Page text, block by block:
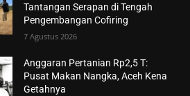
Tantangan Serapan di Tengah
Pengembangan Cofiring
7 Agustus 2026
Anggaran Pertanian Rp2,5 T:
Pusat Makan Nangka, Aceh Kena
Getahnya